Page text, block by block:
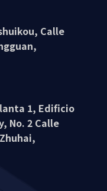
Calle
1, Edificio
No. 2 Calle